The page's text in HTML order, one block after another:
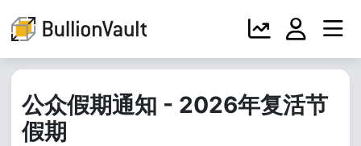
公众假期通知 - 2026年复活节
假期